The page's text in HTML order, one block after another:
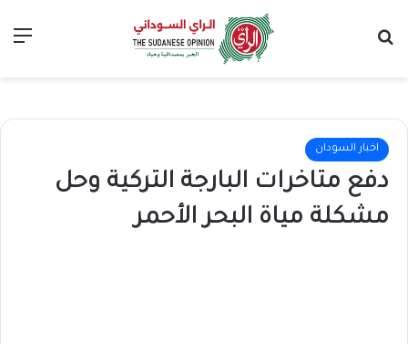
اخبار السودان
دفع متاخرات البارجة التركية وحل
مشكلة مياة البحر الأحمر